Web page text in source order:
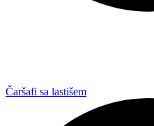
Čaršafi sa lastišem